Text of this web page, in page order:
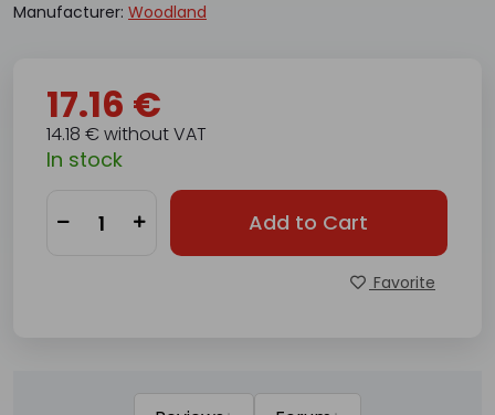
Manufacturer: Woodland
17.16 €
14.18 € without VAT
In stock
Add to Cart
Favorite